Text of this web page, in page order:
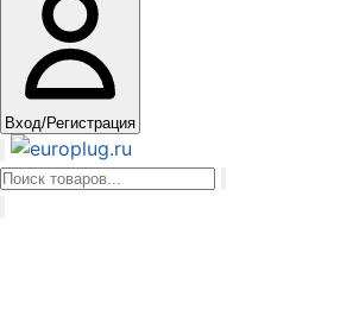
Вход/Регистрация